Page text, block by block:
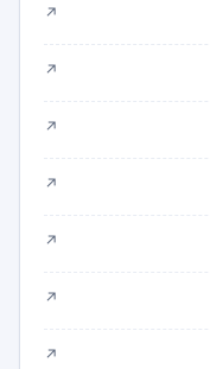
↗
↗
↗
↗
↗
↗
↗